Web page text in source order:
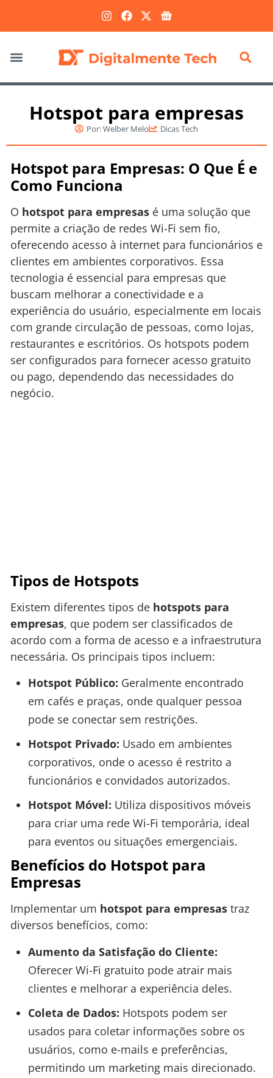
Hotspot para empresas
Por:Welber Melo Dicas Tech
Hotspot para Empresas: O Que É e
Como Funciona
O hotspot para empresas é uma solução que
permite a criação de redes Wi-Fi sem fio,
oferecendo acesso à internet para funcionários e
clientes em ambientes corporativos. Essa
tecnologia é essencial para empresas que
buscam melhorar a conectividade e a
experiência do usuário, especialmente em locais
com grande circulação de pessoas, como lojas,
restaurantes e escritórios. Os hotspots podem
ser configurados para fornecer acesso gratuito
ou pago, dependendo das necessidades do
negócio.
Tipos de Hotspots
Existem diferentes tipos de hotspots para
empresas, que podem ser classificados de
acordo com a forma de acesso e a infraestrutura
necessária. Os principais tipos incluem:
Hotspot Público: Geralmente encontrado
em cafés e praças, onde qualquer pessoa
pode se conectar sem restrições.
Hotspot Privado: Usado em ambientes
corporativos, onde o acesso é restrito a
funcionários e convidados autorizados.
Hotspot Móvel: Utiliza dispositivos móveis
para criar uma rede Wi-Fi temporária, ideal
para eventos ou situações emergenciais.
Benefícios do Hotspot para
Empresas
Implementar um hotspot para empresas traz
diversos benefícios, como:
Aumento da Satisfação do Cliente:
Oferecer Wi-Fi gratuito pode atrair mais
clientes e melhorar a experiência deles.
Coleta de Dados: Hotspots podem ser
usados para coletar informações sobre os
usuários, como e-mails e preferências,
permitindo um marketing mais direcionado.